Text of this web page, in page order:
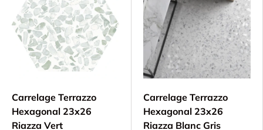
Carrelage Terrazzo
Hexagonal 23x26
Riazza Vert
Carrelage Terrazzo
Hexagonal 23x26
Riazza Blanc Gris